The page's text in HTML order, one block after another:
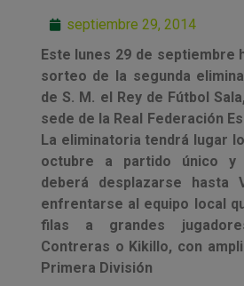
septiembre 29, 2014
Este lunes 29 de septiembre
sorteo de la segunda
de S. M. el Rey de Fútbol
sede de la Real Federación
La eliminatoria tendrá lugar
octubre a partido único y
deberá desplazarse hasta
enfrentarse al equipo local
filas a grandes
Contreras o Kikillo, con
Primera División